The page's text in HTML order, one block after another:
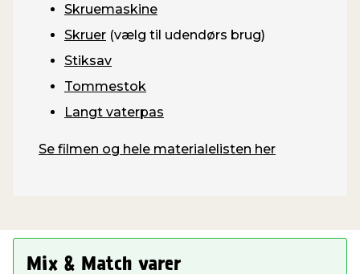
Skruemaskine
Skruer (vælg til udendørs brug)
Stiksav
Tommestok
Langt vaterpas
Se filmen og hele materialelisten her
Mix & Match varer